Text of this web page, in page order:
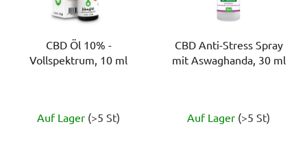
CBD Öl 10% -
Vollspektrum, 10 ml
durchschnittliche
Produktbewertung
Auf Lager (>5 St)
CBD Anti-Stress Spray
mit Aswaghanda, 30 ml
Auf Lager (>5 St)